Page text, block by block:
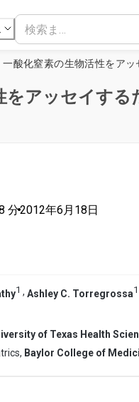
をアッセイする
分•2012年6月18日
1 , Ashley C. Torregrossa1
of Texas Health
Baylor College of